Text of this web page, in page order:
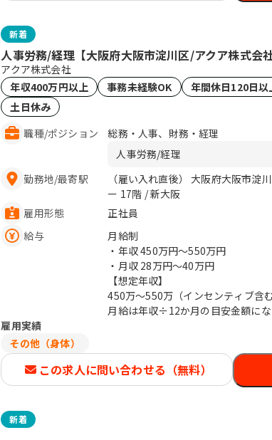
新着
人事労務/経理【大阪府大阪市淀川区/アクア株式会社
アクア株式会社
年収400万円以上
事務未経験OK
年間休日120日以
土日休み
職種/ポジション
総務・人事、財務・経理
人事労務/経理
勤務地/最寄駅
（雇い入れ直後） 大阪府大阪市淀
ー 17階 / 新大阪
雇用形態
正社員
給与
月給制
・年収450万円〜550万円
・月収 28万円〜40万円
【想定年収】
450万～550万（インセンティブ含む
月給は年収÷12か月の目安金額に
雇用実績
その他（身体）
この求人に問い合わせる（無料）
新着